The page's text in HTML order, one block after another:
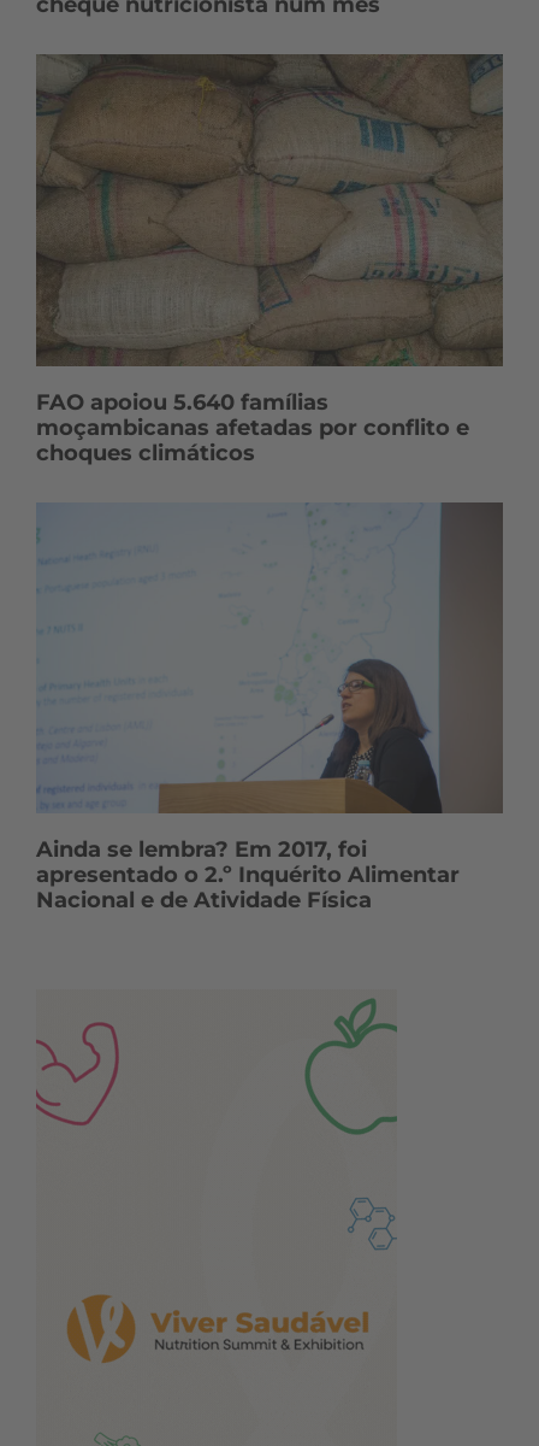
FAO apoiou 5.640 famílias
moçambicanas afetadas por conflito e
choques climáticos
Ainda se lembra? Em 2017, foi
apresentado o 2.º Inquérito Alimentar
Nacional e de Atividade Física